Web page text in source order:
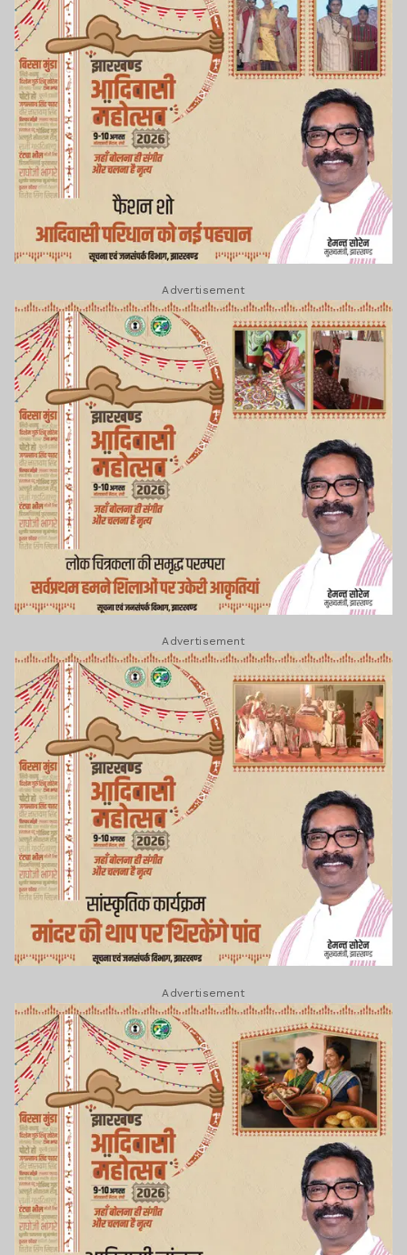
Advertisement
Advertisement
Advertisement